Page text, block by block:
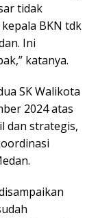
tidak
BKN tdk
Ini
katanya.
SK Walikota
2024 atas
dan strategis,